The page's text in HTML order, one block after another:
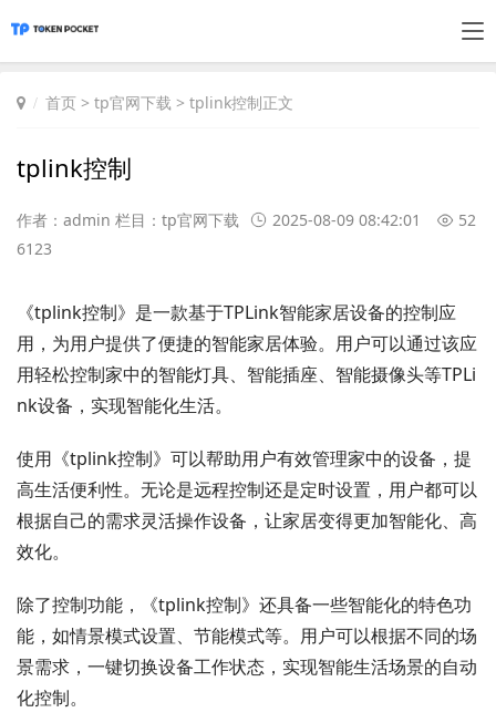
首页 > tp官网下载 > tplink控制正文
tplink控制
作者：admin 栏目： tp官网下载 2025-08-09 08:42:01
52
6123
《tplink控制》是一款基于TPLink智能家居设备的控制应
用，为用户提供了便捷的智能家居体验。用户可以通过该应
用轻松控制家中的智能灯具、智能插座、智能摄像头等TPLi
nk设备，实现智能化生活。
使用《tplink控制》可以帮助用户有效管理家中的设备，提
高生活便利性。无论是远程控制还是定时设置，用户都可以
根据自己的需求灵活操作设备，让家居变得更加智能化、高
效化。
除了控制功能，《tplink控制》还具备一些智能化的特色功
能，如情景模式设置、节能模式等。用户可以根据不同的场
景需求，一键切换设备工作状态，实现智能生活场景的自动
化控制。